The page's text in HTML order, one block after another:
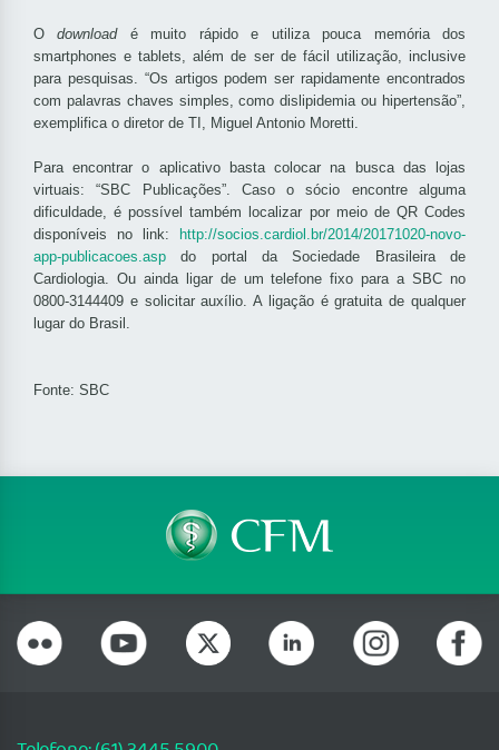
Odownloadé muito rápido e utiliza pouca memória dos
smartphones e tablets, além de ser de fácil utilização, inclusive
para pesquisas. “Os artigos podem ser rapidamente encontrados
com palavras chaves simples, como dislipidemia ou hipertensão”,
exemplifica o diretor de TI, Miguel Antonio Moretti.
Para encontrar o aplicativo basta colocar na busca das lojas
virtuais: “SBC Publicações”. Caso o sócio encontre alguma
dificuldade, é possível também localizar por meio de QR Codes
disponíveis no link:
http://socios.cardiol.br/2014/20171020-novo-
app-publicacoes.asp do portal da Sociedade Brasileira de
Cardiologia. Ou ainda ligar de um telefone fixo para a SBC no
0800-3144409 e solicitar auxílio. A ligação é gratuita de qualquer
lugar do Brasil.
Fonte: SBC